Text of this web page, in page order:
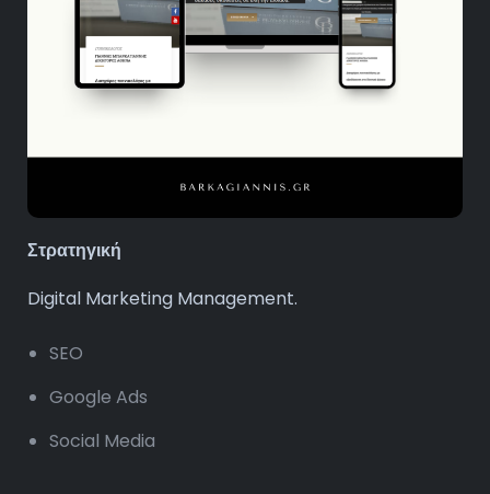
Στρατηγική
Digital Marketing Management.
SEO
Google Ads
Social Media